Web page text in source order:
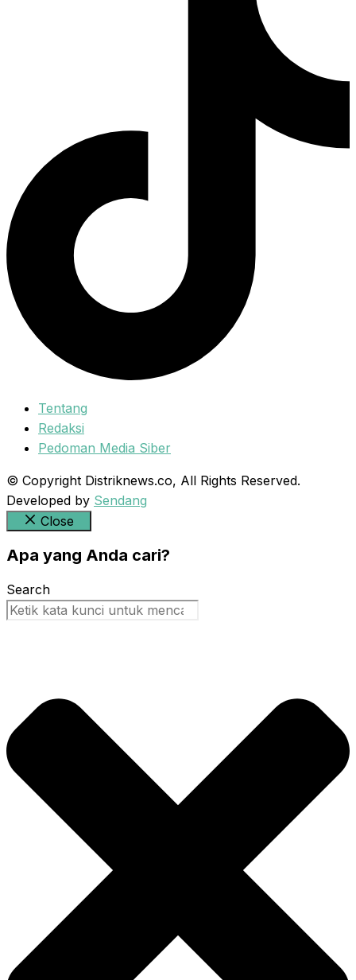
Tentang
Redaksi
Pedoman Media Siber
© Copyright Distriknews.co, All Rights Reserved.
Developed by Sendang
Close
Apa yang Anda cari?
Search